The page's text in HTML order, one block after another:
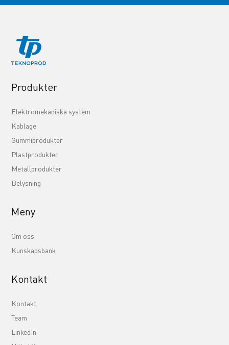
Produkter
Elektromekaniska system
Kablage
Gummiprodukter
Plastprodukter
Metallprodukter
Belysning
Meny
Om oss
Kunskapsbank
Kontakt
Kontakt
Team
LinkedIn